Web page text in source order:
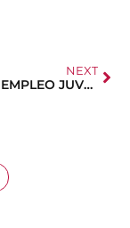
NEXT
BOLSA DE EMPLEO JUVENIL: CAMPAÑA VERANO